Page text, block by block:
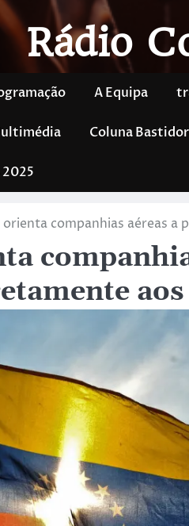
Rádio
A Equipa
Coluna
2025
orienta companhias aéreas
aos